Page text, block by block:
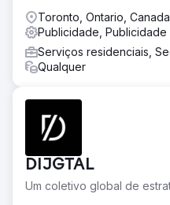
Toronto, Ontario, Canada
Publicidade, Publicidade
Serviços residenciais,
Qualquer
DIJGTAL
Um coletivo global de